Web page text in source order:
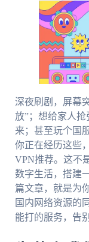
深夜刷剧，屏幕
放”；想给家人
来；甚至玩个国
你正在经历这些
VPN推荐。这不
数字生活，搭建
篇文章，就是为
国内网络资源的
能打的服务，告